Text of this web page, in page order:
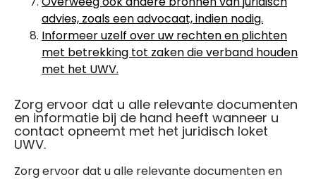
advies, zoals een advocaat, indien nodig.
Informeer uzelf over uw rechten en plichten
met betrekking tot zaken die verband houden
met het UWV.
Zorg ervoor dat u alle relevante documenten
en informatie bij de hand heeft wanneer u
contact opneemt met het juridisch loket
UWV.
Zorg ervoor dat u alle relevante documenten en